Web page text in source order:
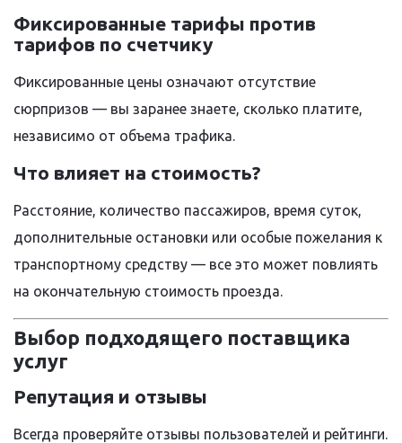
Фиксированные тарифы против
тарифов по счетчику
Фиксированные цены означают отсутствие
сюрпризов — вы заранее знаете, сколько платите,
независимо от объема трафика.
Что влияет на стоимость?
Расстояние, количество пассажиров, время суток,
дополнительные остановки или особые пожелания к
транспортному средству — все это может повлиять
на окончательную стоимость проезда.
Выбор подходящего поставщика
услуг
Репутация и отзывы
Всегда проверяйте отзывы пользователей и рейтинги.